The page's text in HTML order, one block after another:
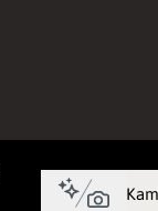
springen